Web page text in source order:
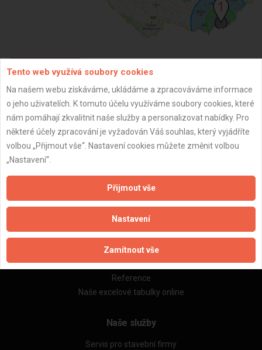
ZPĚT
Aktualizováno z portálu ARES dne 30.12.2023 02:15:06
Důležité informace
Naše firmy a řemeslníci
Zpracování a ochrana osobních údajů
Zásady pro používání souborů cookie
Obchodní podmínky (zprostředkování)
Obchodní podmínky (rozpočtování)
Reference
Naše excelové tabulky online
Naše služby
Servis pro stavební firmy
Tento web využívá soubory cookies
Na našem webu získáváme, ukládáme a zpracováváme informace
o jeho uživatelích. K tomuto účelu využíváme soubory cookies, které
nám pomáhají zkvalitnit naše služby a personalizovat nabídky. Pro
některé účely zpracování je vyžadován Váš souhlas, který vyjádříte
volbou „Přijmout vše“. Nastavení cookies můžete změnit volbou
„Nastavení“.
Přijmout vše
Nastavení
Zamítnout vše